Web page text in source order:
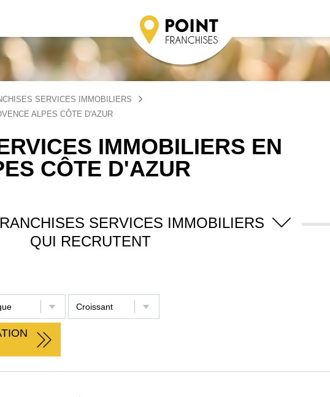
SERVICES IMMOBILIERS
ALPES CÔTE D'AZUR
IMMOBILIERS EN
CÔTE D'AZUR
SERVICES IMMOBILIERS
QUI RECRUTENT